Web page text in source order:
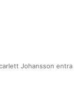
Johansson